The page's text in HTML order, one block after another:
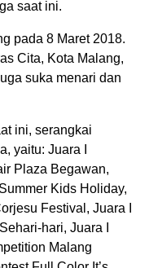
saat ini.
pada 8 Maret 2018.
Cita, Kota Malang,
suka menari dan
ini, serangkai
yaitu: Juara I
Plaza Begawan,
Kids Holiday,
Festival, Juara I
hari, Juara I
Malang